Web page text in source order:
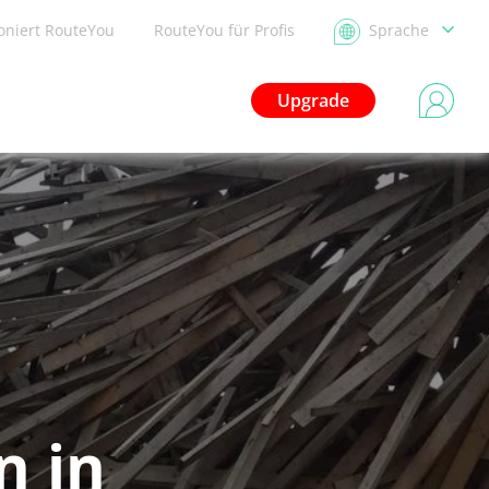
RouteYou RouteYou für Profis Sprache
Upgrade
in